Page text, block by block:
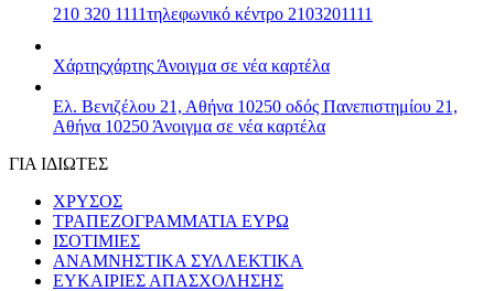
210 320 1111τηλεφωνικό κέντρο 2103201111
Χάρτηςχάρτης Άνοιγμα σε νέα καρτέλα
Ελ. Βενιζέλου 21, Αθήνα 10250 οδός Πανεπιστημίου 21,
Αθήνα 10250 Άνοιγμα σε νέα καρτέλα
ΓΙΑ ΙΔΙΩΤΕΣ
ΧΡΥΣΟΣ
ΤΡΑΠΕΖΟΓΡΑΜΜΑΤΙΑ ΕΥΡΩ
ΙΣΟΤΙΜΙΕΣ
ΑΝΑΜΝΗΣΤΙΚΑ ΣΥΛΛΕΚΤΙΚΑ
ΕΥΚΑΙΡΙΕΣ ΑΠΑΣΧΟΛΗΣΗΣ